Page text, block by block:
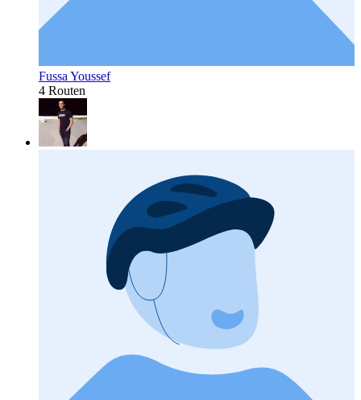
Fussa Youssef
4 Routen